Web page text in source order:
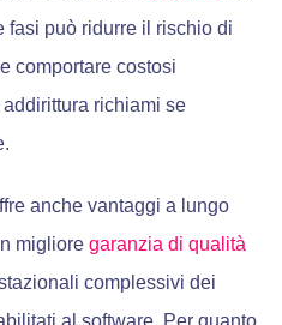
fasi può ridurre il rischio di
comportare costosi
richiami se
anche vantaggi a lungo
migliore garanzia di qualità
complessivi dei
al software. Per quanto